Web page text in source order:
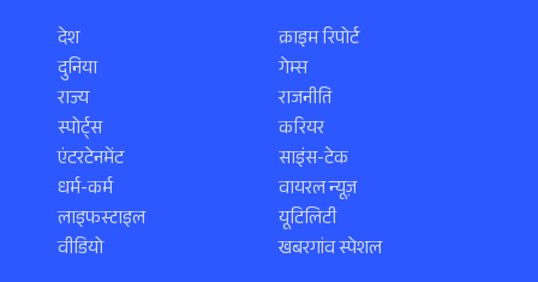
देश
दुनिया
राज्य
स्पोर्ट्स
एंटरटेनमेंट
धर्म-कर्म
लाइफस्टाइल
वीडियो
क्राइम रिपोर्ट
गेम्स
राजनीति
करियर
साइंस-टेक
वायरल न्यूज़
यूटिलिटी
खबरगांव स्पेशल